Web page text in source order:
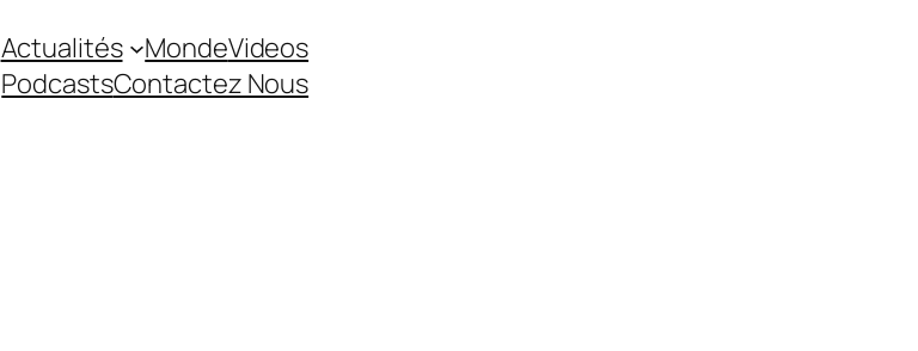
Actualités MondeVideos
PodcastsContactez Nous